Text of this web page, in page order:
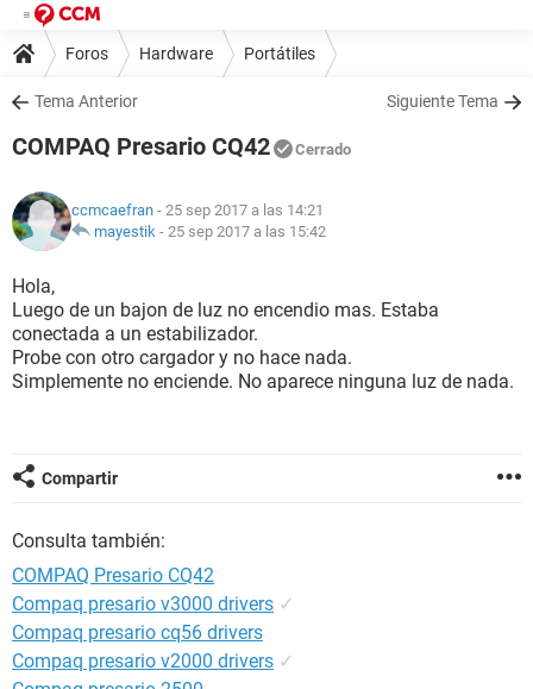
Foros Hardware Portátiles
Tema Anterior Siguiente Tema
COMPAQ Presario CQ42 Cerrado
ccmcaefran - 25 sep 2017 a las 14:21
mayestik - 25 sep 2017 a las 15:42
Hola,
Luego de un bajon de luz no encendio mas. Estaba
conectada a un estabilizador.
Probe con otro cargador y no hace nada.
Simplemente no enciende. No aparece ninguna luz de nada.
Compartir
Consulta también:
COMPAQ Presario CQ42
Compaq presario v3000 drivers ✓
Compaq presario cq56 drivers
Compaq presario v2000 drivers ✓